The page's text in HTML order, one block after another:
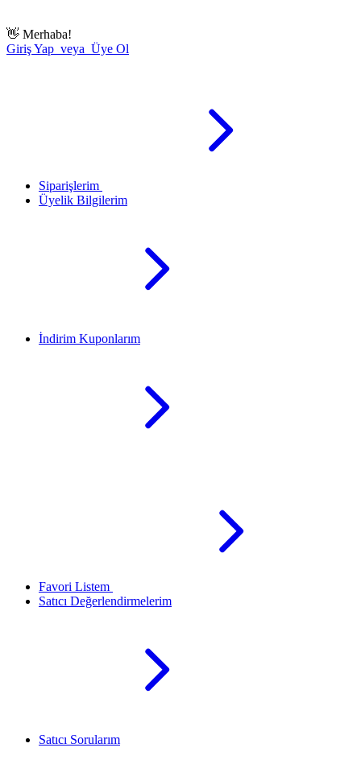
👋 Merhaba!
Giriş Yap veya Üye Ol
Siparişlerim
Üyelik Bilgilerim
İndirim Kuponlarım
Favori Listem
Satıcı Değerlendirmelerim
Satıcı Sorularım